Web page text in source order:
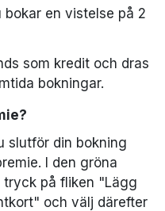
bokar en vistelse på 2
som kredit och dras
bokningar.
slutför din bokning
I den gröna
tryck på fliken "Lägg
och välj därefter